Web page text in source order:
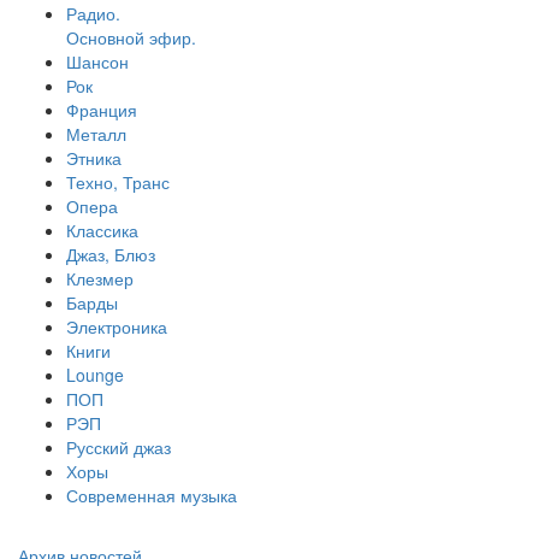
Радио.
Основной эфир.
Шансон
Рок
Франция
Металл
Этника
Техно, Транс
Опера
Классика
Джаз, Блюз
Клезмер
Барды
Электроника
Книги
Lounge
ПОП
РЭП
Русский джаз
Хоры
Современная музыка